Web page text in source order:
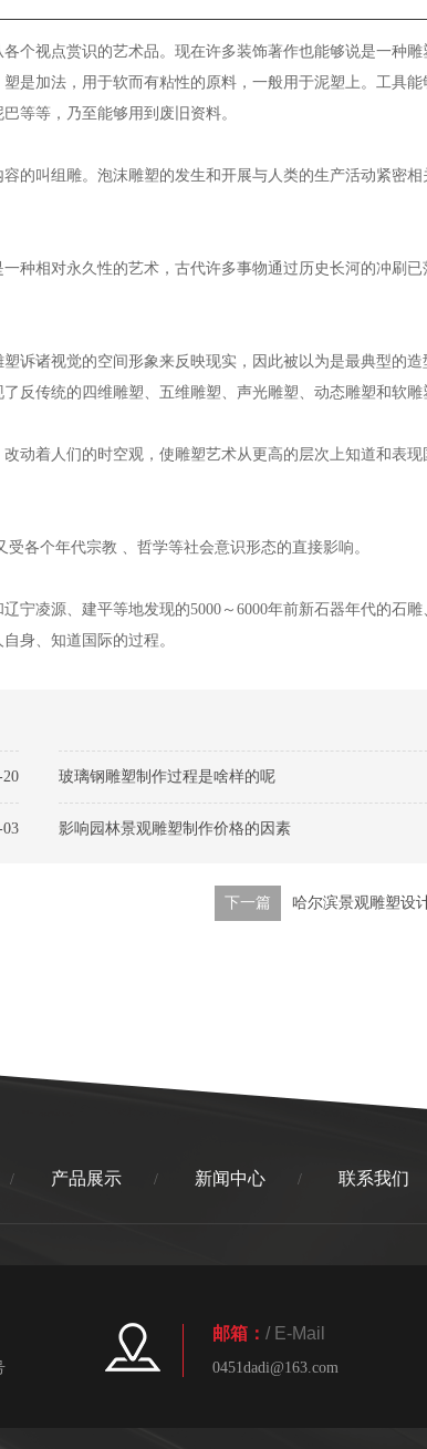
个视点赏识的艺术品。现在许多装饰著作也能够说是一种
是加法，用于软而有粘性的原料，一般用于泥塑上。工具
等等，乃至能够用到废旧资料。
的叫组雕。泡沫雕塑的发生和开展与人类的生产活动紧密
种相对永久性的艺术，古代许多事物通过历史长河的冲刷
诉诸视觉的空间形象来反映现实，因此被以为是最典型的
反传统的四维雕塑、五维雕塑、声光雕塑、动态雕塑和软雕
动着人们的时空观，使雕塑艺术从更高的层次上知道和表
各个年代宗教 、哲学等社会意识形态的直接影响。
宁凌源、建平等地发现的5000～6000年前新石器年代的石
身、知道国际的过程。
20 玻璃钢雕塑制作过程是啥样的呢
03 影响园林景观雕塑制作价格的因素
下一篇 哈尔滨景观雕塑设
/ 产品展示 / 新闻中心 / 联系我们
邮箱： / E-Mail
0451dadi@163.com